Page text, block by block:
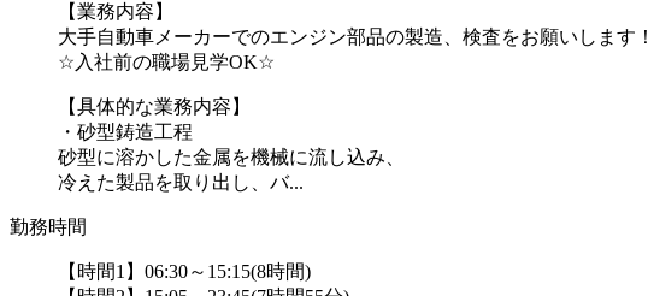
【業務内容】
大手自動車メーカーでのエンジン部品の製造、検査をお願いします！
☆入社前の職場見学OK☆
【具体的な業務内容】
・砂型鋳造工程
砂型に溶かした金属を機械に流し込み、
冷えた製品を取り出し、バ...
勤務時間
【時間1】06:30～15:15(8時間)